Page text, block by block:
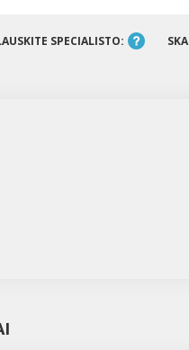
SPECIALISTO: